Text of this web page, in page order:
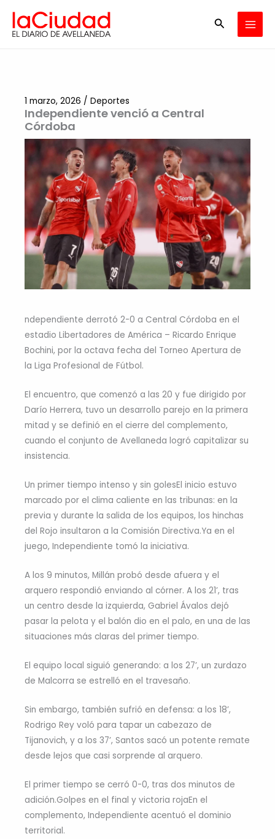
contenido
Buscar
Independiente venció a Central
Córdoba
1 marzo, 2026 / Deportes
ndependiente derrotó 2-0 a Central Córdoba en el
estadio Libertadores de América – Ricardo Enrique
Bochini, por la octava fecha del Torneo Apertura de
la Liga Profesional de Fútbol.
El encuentro, que comenzó a las 20 y fue dirigido por
Darío Herrera, tuvo un desarrollo parejo en la primera
mitad y se definió en el cierre del complemento,
cuando el conjunto de Avellaneda logró capitalizar su
insistencia.
Un primer tiempo intenso y sin golesEl inicio estuvo
marcado por el clima caliente en las tribunas: en la
previa y durante la salida de los equipos, los hinchas
del Rojo insultaron a la Comisión Directiva.Ya en el
juego, Independiente tomó la iniciativa.
A los 9 minutos, Millán probó desde afuera y el
arquero respondió enviando al córner. A los 21’, tras
un centro desde la izquierda, Gabriel Ávalos dejó
pasar la pelota y el balón dio en el palo, en una de las
situaciones más claras del primer tiempo.
El equipo local siguió generando: a los 27’, un zurdazo
de Malcorra se estrelló en el travesaño.
Sin embargo, también sufrió en defensa: a los 18’,
Rodrigo Rey voló para tapar un cabezazo de
Tijanovich, y a los 37’, Santos sacó un potente remate
desde lejos que casi sorprende al arquero.
El primer tiempo se cerró 0-0, tras dos minutos de
adición.Golpes en el final y victoria rojaEn el
complemento, Independiente acentuó el dominio
territorial.